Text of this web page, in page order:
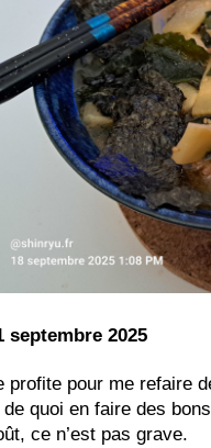
septembre 2025
profite pour me refaire
de quoi en faire des
ce n’est pas grave.